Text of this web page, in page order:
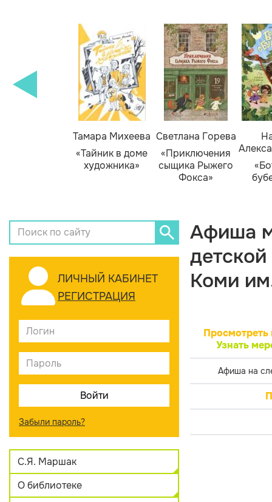
Тамара Михеева
«Тайник в доме
художника»
Светлана Горева
«Приключения
сыщика Рыжего
Фокса»
ЛИЧНЫЙ КАБИНЕТ
РЕГИСТРАЦИЯ
Забыли пароль?
С.Я. Маршак
О библиотеке
Афиша
Коми
Просмотреть
Узнать
Афиша на